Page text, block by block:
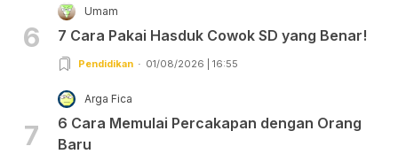
6
Umam
7 Cara Pakai Hasduk Cowok SD yang Benar!
Pendidikan 01/08/2026 | 16:55
7
Arga Fica
6 Cara Memulai Percakapan dengan Orang
Baru